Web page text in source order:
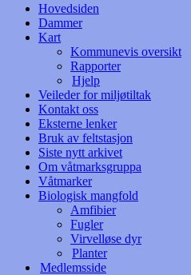
Hovedsiden
Dammer
Kart
Kommunevis oversikt
Rapporter
Hjelp
Veileder for miljøtiltak
Kontakt oss
Eksterne lenker
Bruk av feltstasjon
Siste nytt arkivet
Om våtmarksgruppa
Våtmarker
Biologisk mangfold
Amfibier
Fugler
Virvelløse dyr
Planter
Medlemsside